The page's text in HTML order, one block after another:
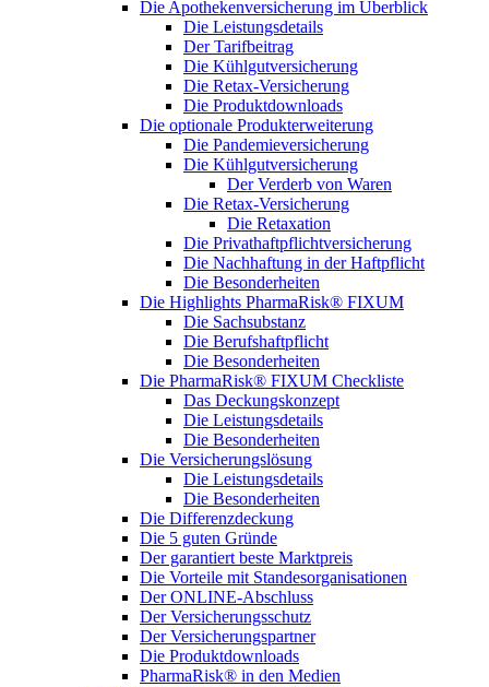
Die Apothekenversicherung im Überblick
Die Leistungsdetails
Der Tarifbeitrag
Die Kühlgutversicherung
Die Retax-Versicherung
Die Produktdownloads
Die optionale Produkterweiterung
Die Pandemieversicherung
Die Kühlgutversicherung
Der Verderb von Waren
Die Retax-Versicherung
Die Retaxation
Die Privathaftpflichtversicherung
Die Nachhaftung in der Haftpflicht
Die Besonderheiten
Die Highlights PharmaRisk® FIXUM
Die Sachsubstanz
Die Berufshaftpflicht
Die Besonderheiten
Die PharmaRisk® FIXUM Checkliste
Das Deckungskonzept
Die Leistungsdetails
Die Besonderheiten
Die Versicherungslösung
Die Leistungsdetails
Die Besonderheiten
Die Differenzdeckung
Die 5 guten Gründe
Der garantiert beste Marktpreis
Die Vorteile mit Standesorganisationen
Der ONLINE-Abschluss
Der Versicherungsschutz
Der Versicherungspartner
Die Produktdownloads
PharmaRisk® in den Medien